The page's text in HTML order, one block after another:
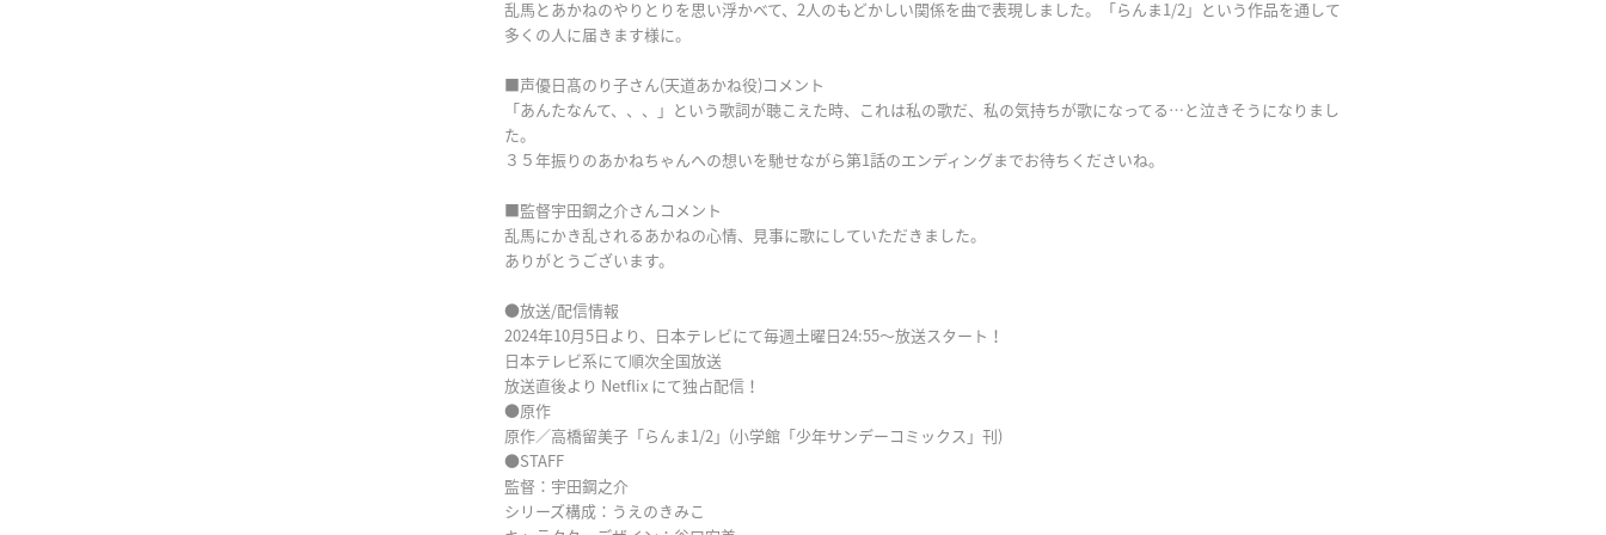
乱馬とあかねのやりとりを思い浮かべて、2人のもどかしい関係を曲で表現しました。「らんま1/2」という作品を通して
多くの人に届きます様に。
■声優日髙のり子さん(天道あかね役)コメント
「あんたなんて、、、」という歌詞が聴こえた時、これは私の歌だ、私の気持ちが歌になってる…と泣きそうになりまし
た。
３５年振りのあかねちゃんへの想いを馳せながら第1話のエンディングまでお待ちくださいね。
■監督宇田鋼之介さんコメント
乱馬にかき乱されるあかねの心情、見事に歌にしていただきました。
ありがとうございます。
●放送/配信情報
2024年10月5日より、日本テレビにて毎週土曜日24:55〜放送スタート！
日本テレビ系にて順次全国放送
放送直後より Netflix にて独占配信！
●原作
原作／高橋留美子「らんま1/2」(小学館「少年サンデーコミックス」刊)
●STAFF
監督：宇田鋼之介
シリーズ構成：うえのきみこ